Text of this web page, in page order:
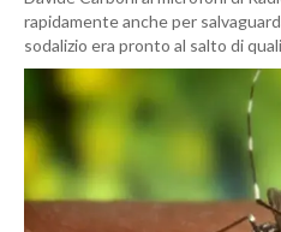
rapidamente anche per
sodalizio era pronto al salto di